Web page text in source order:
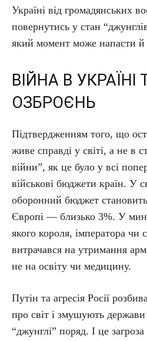
Україні від громадянських
повернутись у стан
який момент може напасти й
ВІЙНА В
ОЗБРОЄНЬ
Підтвердженням того, що
живе справді у світі, а не в
війни”, як це було у всі
військові бюджети країн. У
оборонний бюджет
Європі — близько 3%. У
якого короля, імператора чи
витрачався на утримання
не на освіту чи медицину.
Путін та агресія Росії
про світ і змушують
“джунглі” поряд. І це